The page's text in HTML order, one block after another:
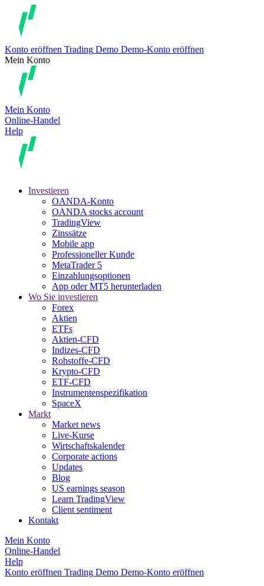
Konto eröffnen Trading Demo Demo-Konto eröffnen
Mein Konto
Mein Konto
Online-Handel
Help
Investieren
OANDA-Konto
OANDA stocks account
TradingView
Zinssätze
Mobile app
Professioneller Kunde
MetaTrader 5
Einzahlungsoptionen
App oder MT5 herunterladen
Wo Sie investieren
Forex
Aktien
ETFs
Aktien-CFD
Indizes-CFD
Rohstoffe-CFD
Krypto-CFD
ETF-CFD
Instrumentenspezifikation
SpaceX
Markt
Market news
Live-Kurse
Wirtschaftskalender
Corporate actions
Updates
Blog
US earnings season
Learn TradingView
Client sentiment
Kontakt
Mein Konto
Online-Handel
Help
Konto eröffnen Trading Demo Demo-Konto eröffnen